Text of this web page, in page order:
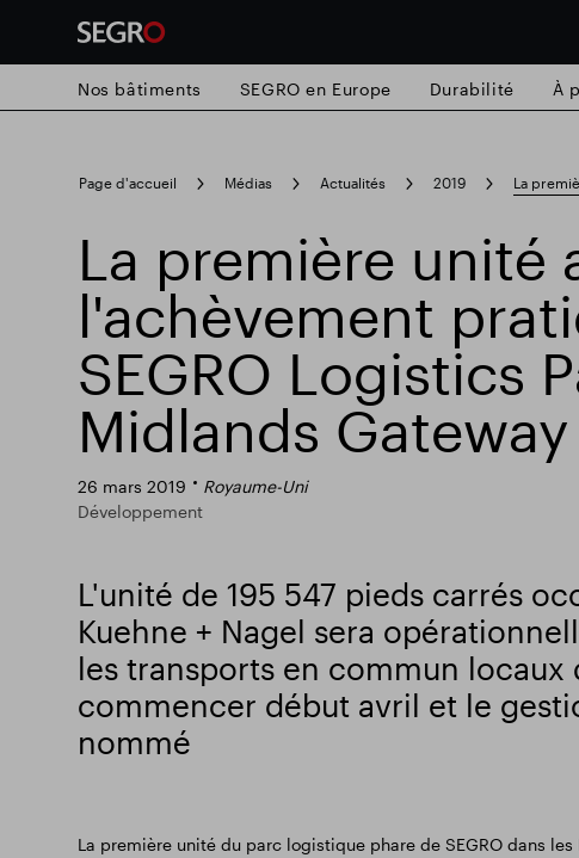
search
for
Recherche populaire
Responsable SEGRO Domaine
Parc intelligent
Nos bâtiments SEGRO en Europe Durabilité À
Page d'accueil Médias Actualités 2019 La
La première unité
l'achèvement
SEGRO Logistics
Midlands Gateway
26 mars 2019
Royaume-Uni
Développement
L'unité de 195 547 pieds carrés
Kuehne + Nagel sera
les transports en commun locaux
commencer début avril et le
nommé
La première unité du parc logistique phare de SEGRO dans